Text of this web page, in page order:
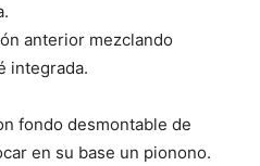
anterior mezclando
integrada.
fondo desmontable de
en su base un pionono.